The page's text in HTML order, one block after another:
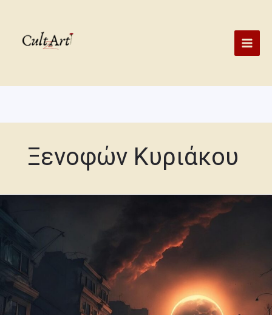
content
Ξενοφών Κυριάκου